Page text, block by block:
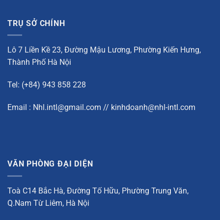
TRỤ SỞ CHÍNH
Lô 7 Liền Kề 23, Đường Mậu Lương, Phường Kiến Hưng,
Thành Phố Hà Nội
Tel: (+84) 943 858 228
Email : Nhl.intl@gmail.com // kinhdoanh@nhl-intl.com
VĂN PHÒNG ĐẠI DIỆN
Toà C14 Bắc Hà, Đường Tố Hữu, Phường Trung Văn,
Q.Nam Từ Liêm, Hà Nội